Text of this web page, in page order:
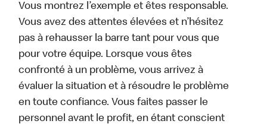
Vous montrez l’exemple et êtes responsable.
Vous avez des attentes élevées et n’hésitez
pas à rehausser la barre tant pour vous que
pour votre équipe. Lorsque vous êtes
confronté à un problème, vous arrivez à
évaluer la situation et à résoudre le problème
en toute confiance. Vous faites passer le
personnel avant le profit, en étant conscient